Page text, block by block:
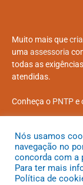
Muito mais que
uma assessoria
todas as
atendidas.
Conheça o PNTPe
Todos os
Nós usamos
navegação no
concorda com a
Para ter mais
Política de